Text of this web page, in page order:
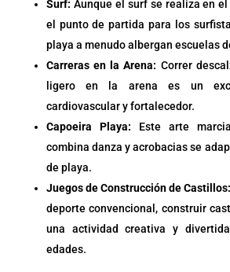
Surf: Aunque el surf se realiza en
el punto de partida para los
playa a menudo albergan escuelas
Carreras en la Arena: Correr
ligero en la arena es un
cardiovascular y fortalecedor.
Capoeira Playa: Este arte
combina danza y acrobacias se
de playa.
Juegos de Construcción de Castillos:
deporte convencional, construir
una actividad creativa y
edades.